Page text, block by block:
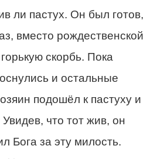
ли пастух. Он был готов,
вместо рождественской
скорбь. Пока
и остальные
подошёл к пастуху и
что тот жив, он
Бога за эту милость.